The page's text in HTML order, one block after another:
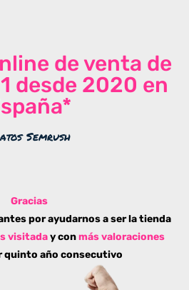
de venta de
desde 2020 en
Semrush
Gracias
por ayudarnos a ser la tienda
visitaday conmás valoraciones
quinto año consecutivo